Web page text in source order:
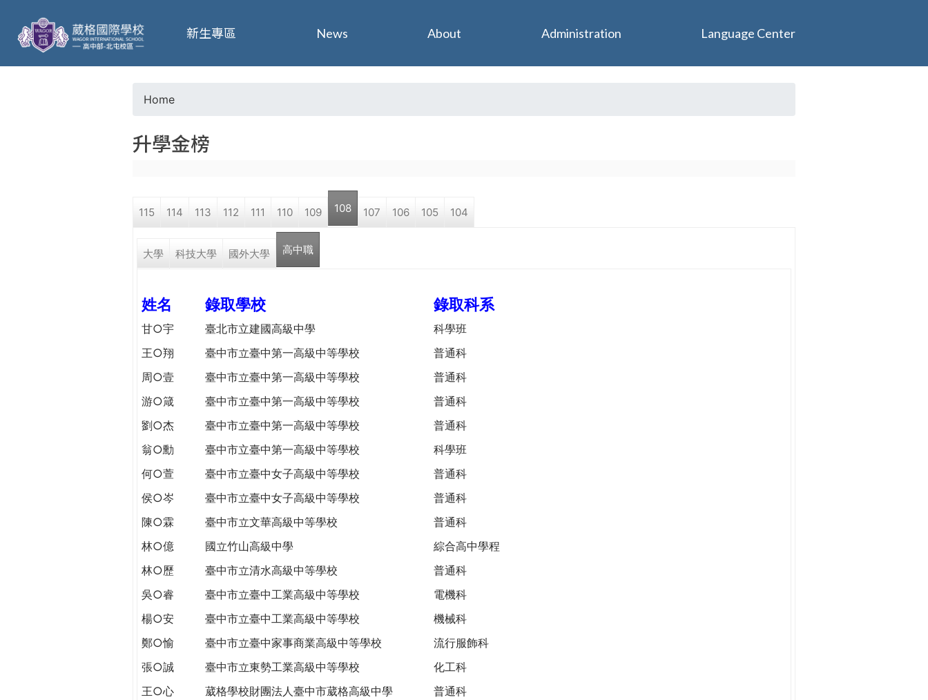
葳
格
o
a
r
h
e
r
e
Home
升學金榜
115 114 113 112 111 110 109 108 107 106 105 104
大學 科技大學 國外大學 高中職
姓名 錄取學校 錄取科系
甘○宇 臺北市立建國高級中學
科學班
王○翔
臺中市立臺中第一高級中等學校
普通科
周○壹
臺中市立臺中第一高級中等學校
普通科
游○箴
臺中市立臺中第一高級中等學校
普通科
劉○杰
臺中市立臺中第一高級中等學校
普通科
翁○勳
臺中市立臺中第一高級中等學校
科學班
何○萱
臺中市立臺中女子高級中等學校
普通科
侯○岑
臺中市立臺中女子高級中等學校
普通科
陳○霖
臺中市立文華高級中等學校
普通科
林○億
國立竹山高級中學
綜合高中學程
林○歷
臺中市立清水高級中等學校
普通科
吳○睿
臺中市立臺中工業高級中等學校
電機科
楊○安
臺中市立臺中工業高級中等學校
機械科
鄭○愉
臺中市立臺中家事商業高級中等學校
流行服飾科
張○誠
臺中市立東勢工業高級中等學校
化工科
王○心
葳格學校財團法人臺中市葳格高級中學
普通科
新生專區 News About Administration Language Center